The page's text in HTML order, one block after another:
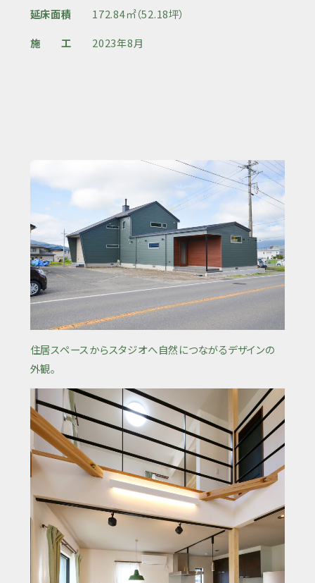
延床面積 172.84㎡（52.18坪）
施 工 2023年8月
住居スペースからスタジオへ自然につながるデザインの
外観。